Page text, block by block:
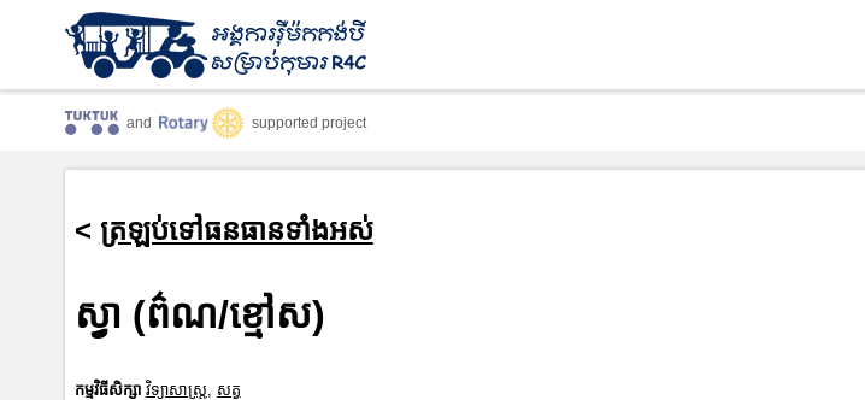
and supported project
< ត្រឡប់ទៅធនធានទាំងអស់
ស្វា (ព៌ណ/ខ្មៅស)
កម្មវិធីសិក្សា វិទ្យាសាស្រ្ត
សត្វ